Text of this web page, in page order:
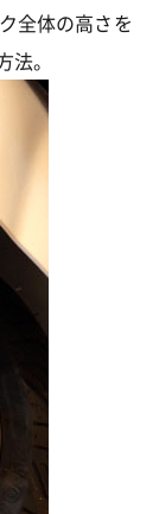
全体の高さを
。